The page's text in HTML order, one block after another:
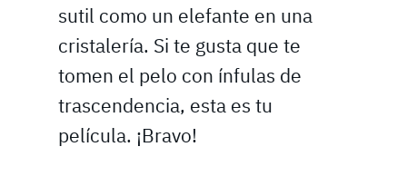
sutil como un elefante en una
cristalería. Si te gusta que te
tomen el pelo con ínfulas de
trascendencia, esta es tu
película. ¡Bravo!